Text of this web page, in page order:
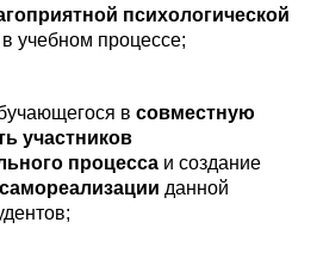
психологической
в учебном процессе;
в совместную
участников
процесса и создание
самореализации данной